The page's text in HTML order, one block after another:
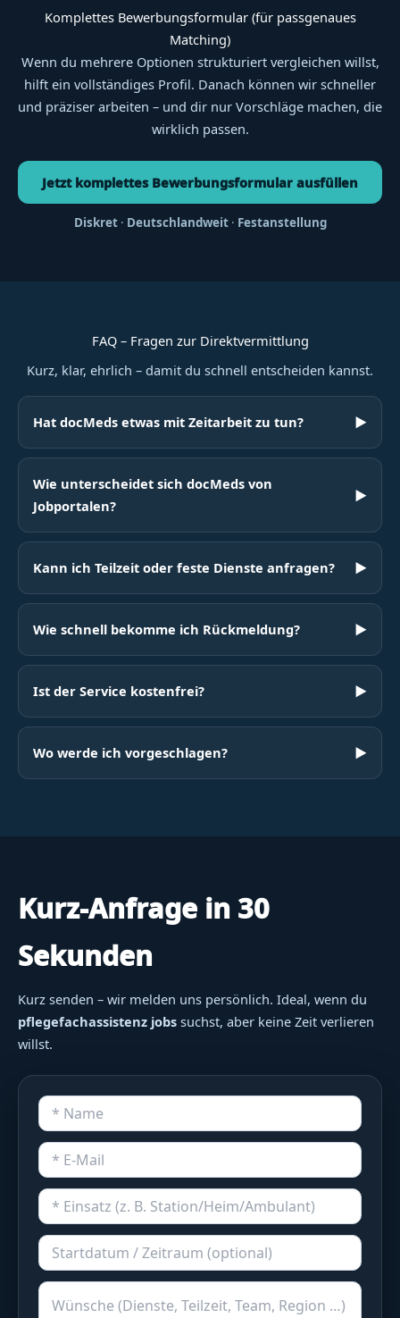
Komplettes Bewerbungsformular (für passgenaues
Matching)
Wenn du mehrere Optionen strukturiert vergleichen willst,
hilft ein vollständiges Profil. Danach können wir schneller
und präziser arbeiten – und dir nur Vorschläge machen, die
wirklich passen.
Jetzt komplettes Bewerbungsformular ausfüllen
Diskret· Deutschlandweit· Festanstellung
FAQ – Fragen zur Direktvermittlung
Kurz, klar, ehrlich – damit du schnell entscheiden kannst.
Hat docMeds etwas mit Zeitarbeit zu tun? ▶
Wie unterscheidet sich docMeds von
Jobportalen?
▶
Kann ich Teilzeit oder feste Dienste anfragen? ▶
Wie schnell bekomme ich Rückmeldung? ▶
Ist der Service kostenfrei? ▶
Wo werde ich vorgeschlagen? ▶
Kurz-Anfrage in 30
Sekunden
Kurz senden – wir melden uns persönlich. Ideal, wenn du
pflegefachassistenz jobs suchst, aber keine Zeit verlieren
willst.